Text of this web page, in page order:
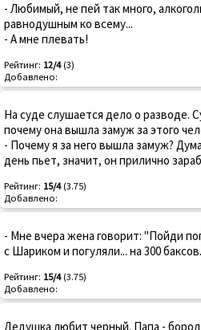
- Любимый, не пей так много,
равнодушным ко всему...
- А мне плевать!
Рейтинг: 12/4(3)
Добавлено:
На суде слушается дело о разводе.
почему она вышла замуж за этого
- Почему я за него вышла замуж?
день пьет, значит, он прилично
Рейтинг: 15/4(3.75)
Добавлено:
- Мне вчера жена говорит: "Пойди
с Шаpиком и погуляли... на 300 баксов.
Рейтинг: 15/4(3.75)
Добавлено:
Дедушка любит черный. Папа -